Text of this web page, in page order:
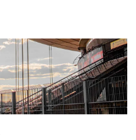
et contrats
de l’économie sociale et